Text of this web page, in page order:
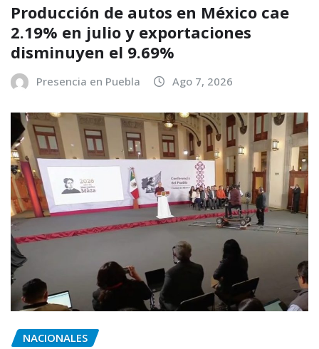
Producción de autos en México cae
2.19% en julio y exportaciones
disminuyen el 9.69%
Presencia en Puebla Ago 7, 2026
NACIONALES